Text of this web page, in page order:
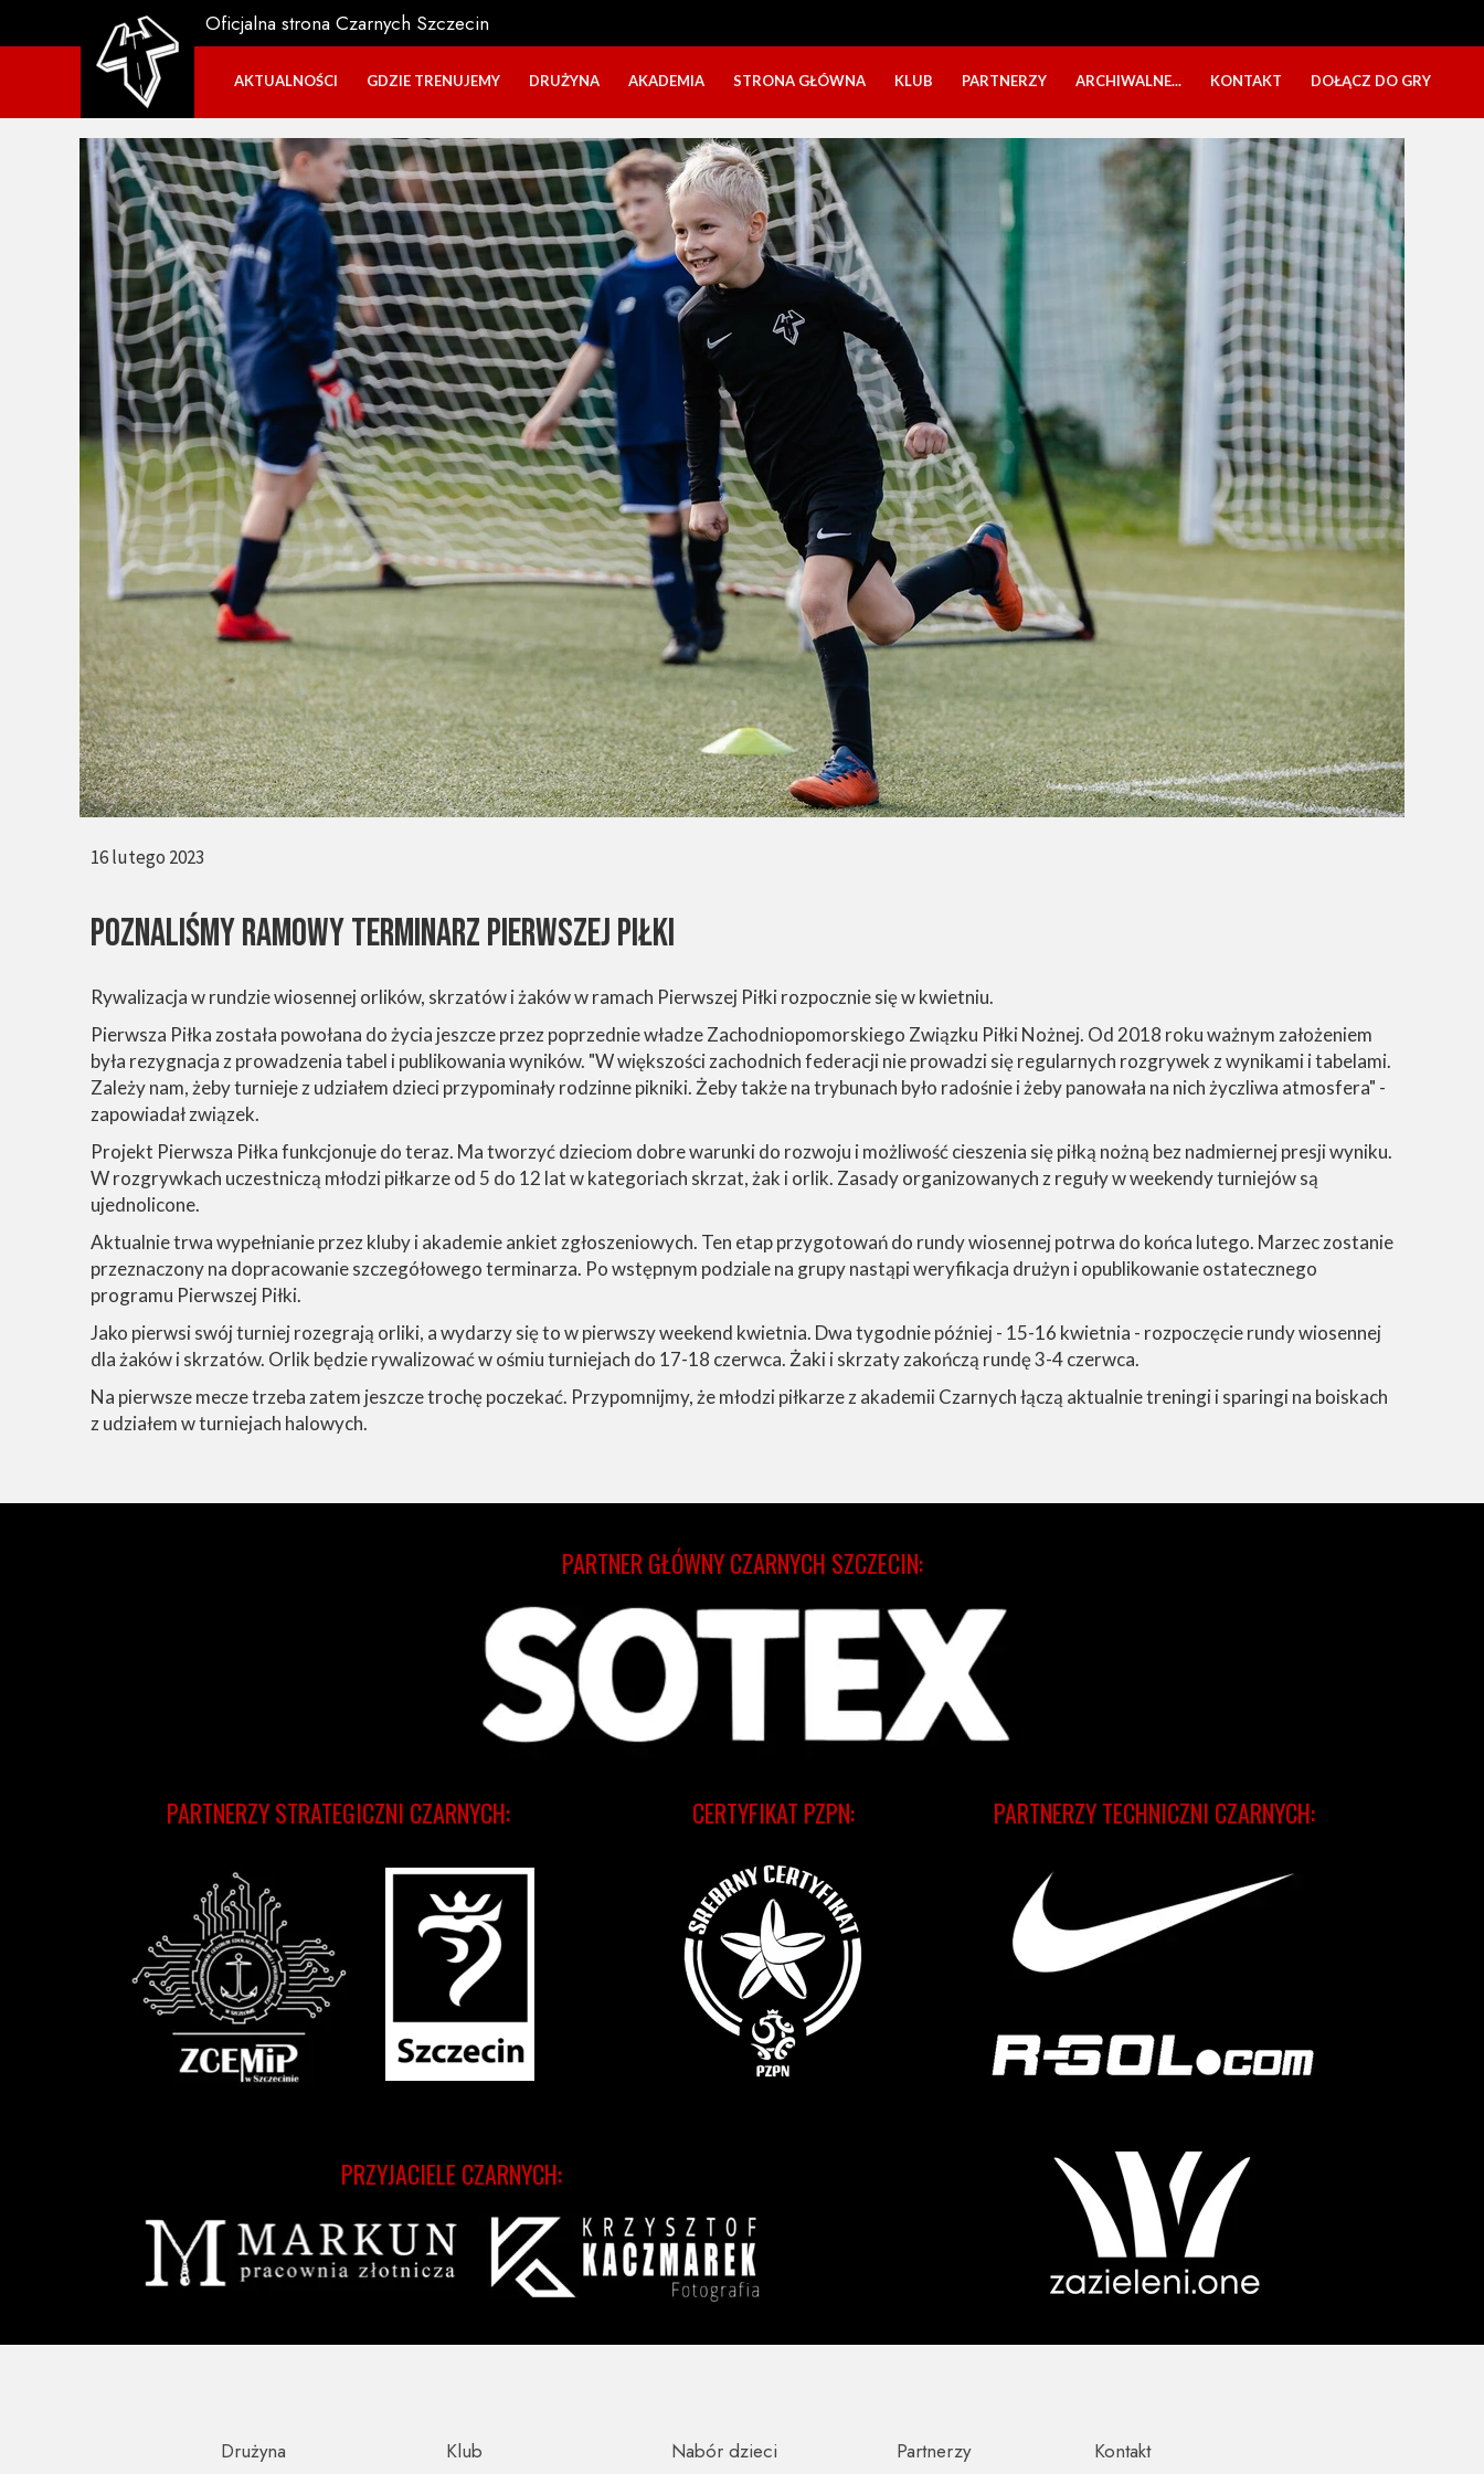
Rywalizacja w rundzie wiosennej orlików, skrzatów i żaków w ramach Pierwszej Piłki rozpocznie się w kwietniu.
Pierwsza Piłka została powołana do życia jeszcze przez poprzednie władze Zachodniopomorskiego Związku Piłki Nożnej. Od 2018 roku ważnym założeniem
była rezygnacja z prowadzenia tabel i publikowania wyników. "W większości zachodnich federacji nie prowadzi się regularnych rozgrywek z wynikami i tabelami.
Zależy nam, żeby turnieje z udziałem dzieci przypominały rodzinne pikniki. Żeby także na trybunach było radośnie i żeby panowała na nich życzliwa atmosfera" -
zapowiadał związek.
Projekt Pierwsza Piłka funkcjonuje do teraz. Ma tworzyć dzieciom dobre warunki do rozwoju i możliwość cieszenia się piłką nożną bez nadmiernej presji wyniku.
W rozgrywkach uczestniczą młodzi piłkarze od 5 do 12 lat w kategoriach skrzat, żak i orlik. Zasady organizowanych z reguły w weekendy turniejów są
ujednolicone.
Aktualnie trwa wypełnianie przez kluby i akademie ankiet zgłoszeniowych. Ten etap przygotowań do rundy wiosennej potrwa do końca lutego. Marzec zostanie
przeznaczony na dopracowanie szczegółowego terminarza. Po wstępnym podziale na grupy nastąpi weryfikacja drużyn i opublikowanie ostatecznego
programu Pierwszej Piłki.
Jako pierwsi swój turniej rozegrają orliki, a wydarzy się to w pierwszy weekend kwietnia. Dwa tygodnie później - 15-16 kwietnia - rozpoczęcie rundy wiosennej
dla żaków i skrzatów. Orlik będzie rywalizować w ośmiu turniejach do 17-18 czerwca. Żaki i skrzaty zakończą rundę 3-4 czerwca.
Na pierwsze mecze trzeba zatem jeszcze trochę poczekać. Przypomnijmy, że młodzi piłkarze z akademii Czarnych łączą aktualnie treningi i sparingi na boiskach
z udziałem w turniejach halowych.
Poznaliśmy ramowy terminarz Pierwszej Piłki
16 lutego 2023
Oficjalna strona Czarnych Szczecin
AKTUALNOŚCI GDZIE TRENUJEMY DRUŻYNA
DOŁĄCZ DO GRY
AKADEMIA
NABÓR DZIECI
SZTAB TRENERSKI
OPINIE RODZICÓW O OBOZACH
STRONA GŁÓWNA KLUB
NASZE DZIEŁA
PARTNERZY ARCHIWALNE...
PÓŁKOLONIE 2025
CZARNI W MEDIACH
KADRA 2006
FESTYN CHARYTATYWNY
CZAS NA DZIEWCZYNY
OBÓZ W ZATONIU 2020
OBÓZ W KALISZU 2020
FOTORELACJE
VIDEO
OFERTA LATO 2020
ARCHIWUM OBOZÓW
WYNIKI
KONTAKT DOŁĄCZ DO GRY
NABÓR SENIORÓW
CERTYFIKAT PZPN:
PRZYJACIELE CZARNYCH:
PARTNERZY TECHNICZNI CZARNYCH:
PARTNERZY STRATEGICZNI CZARNYCH:
PARTNER GŁÓWNY CZARNYCH SZCZECIN:
Partnerzy
Nabór dzieci Kontakt
Drużyna Klub